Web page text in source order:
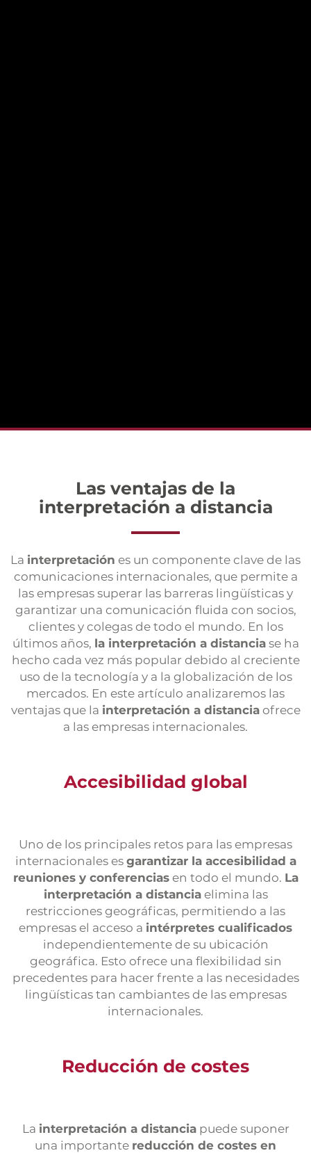
Las ventajas de la
interpretación a distancia
La interpretación es un componente clave de las
comunicaciones internacionales, que permite a
las empresas superar las barreras lingüísticas y
garantizar una comunicación fluida con socios,
clientes y colegas de todo el mundo. En los
últimos años, la interpretación a distanciase ha
hecho cada vez más popular debido al creciente
uso de la tecnología y a la globalización de los
mercados. En este artículo analizaremos las
ventajas que la interpretación a distanciaofrece
a las empresas internacionales.
Accesibilidad global
Uno de los principales retos para las empresas
internacionales es garantizar la accesibilidad a
reuniones y conferenciasen todo el mundo. La
interpretación a distanciaelimina las
restricciones geográficas, permitiendo a las
empresas el acceso a intérpretes cualificados
independientemente de su ubicación
geográfica. Esto ofrece una flexibilidad sin
precedentes para hacer frente a las necesidades
lingüísticas tan cambiantes de las empresas
internacionales.
Reducción de costes
La interpretación a distanciapuede suponer
una importante reducción de costes en